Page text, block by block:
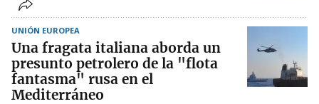
UNIÓN EUROPEA
Una fragata italiana aborda un
presunto petrolero de la "flota
fantasma" rusa en el
Mediterráneo